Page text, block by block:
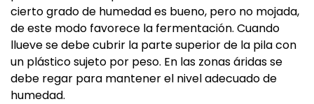
cierto grado de humedad es bueno, pero no mojada,
de este modo favorece la fermentación. Cuando
llueve se debe cubrir la parte superior de la pila con
un plástico sujeto por peso. En las zonas áridas se
debe regar para mantener el nivel adecuado de
humedad.